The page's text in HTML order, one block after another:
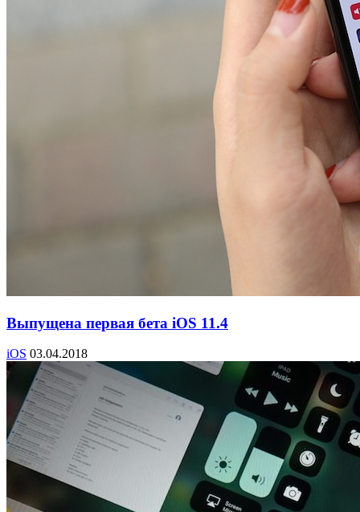
Выпущена первая бета iOS 11.4
iOS 03.04.2018